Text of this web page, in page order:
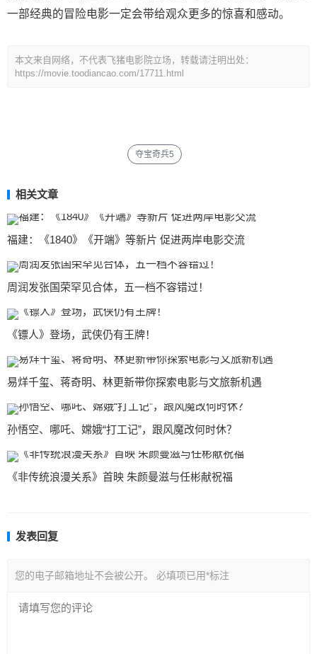
一部经典的冒险电影一定会带给观众更多的惊喜和感动。
本文来自网络，不代表飞猪电影院立场，转载请注明出处：
https://movie.toodiancao.com/17711.html
夺宝奇兵5
相关文章
福建：《1840》《开端》等新片 促进两岸电影交流
周润发张国荣罕见合体，五一档不容错过！
《镖人》登场，武侠仍有王牌！
易烊千玺、蒋奇明、林更新带你探索电影与文旅新机遇
孙悟空、哪吒、嫦娥“打工记”，跟风魔改何时休？
《非传统浪漫关系》首映 朱颜曼滋与任彬献祝福
发表回复
您的电子邮箱地址不会被公开。 必填项已用*标注